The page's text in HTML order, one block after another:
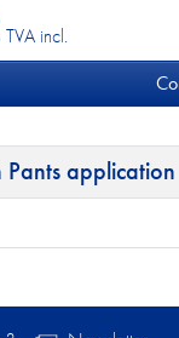
TVA incl.
application